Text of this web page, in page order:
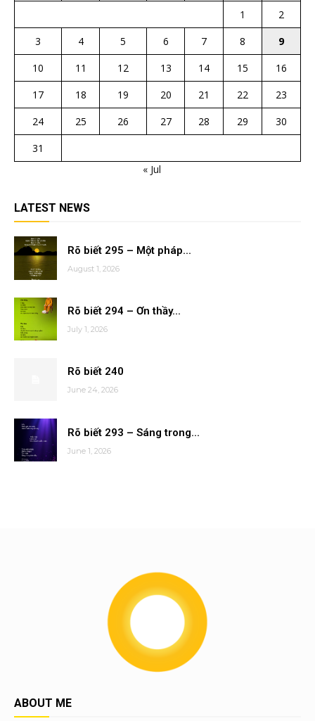
1
2
3
4 5 6 7 8
9
10
11 12 13 14 15
16
17
18 19 20 21 22
23
24
25 26 27 28 29
30
31
« Jul
LATEST NEWS
Rõ biết 295 – Một pháp...
August 1, 2026
Rõ biết 294 – Ơn thầy...
July 1, 2026
Rõ biết 240
June 24, 2026
Rõ biết 293 – Sáng trong...
June 1, 2026
ABOUT ME